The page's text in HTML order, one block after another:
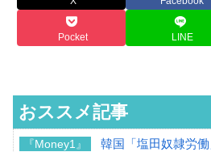
Pocket LINE
おススメ記事
『Money1』
韓国「塩田奴隷労